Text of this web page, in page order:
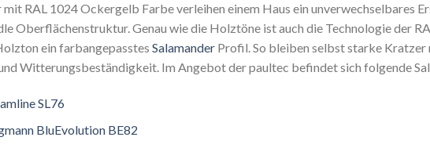
mit RAL 1024 Ockergelb Farbe verleihen einem Haus ein unverwechselbares
Oberflächenstruktur. Genau wie die Holztöne ist auch die Technologie der
ein farbangepasstes Salamander Profil. So bleiben selbst starke
Witterungsbeständigkeit. Im Angebot der paultec befindet sich folgende
SL76
BluEvolution BE82